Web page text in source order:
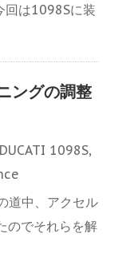
回は1098Sに装
ングの調整
DUCATI 1098S,
道中、アクセル
のでそれらを解